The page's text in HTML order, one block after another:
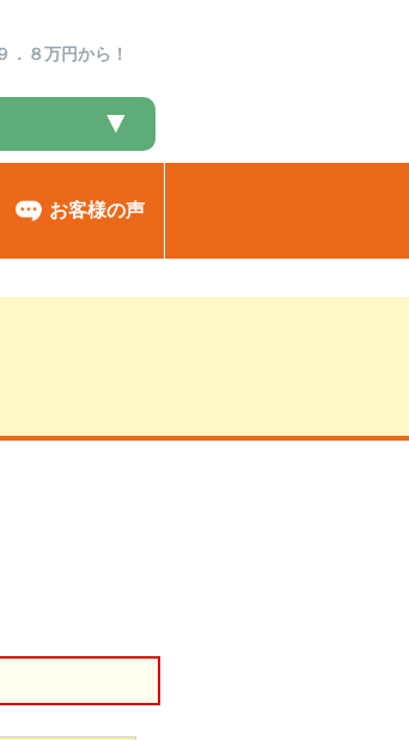
．８万円から！
▼
お客様の声